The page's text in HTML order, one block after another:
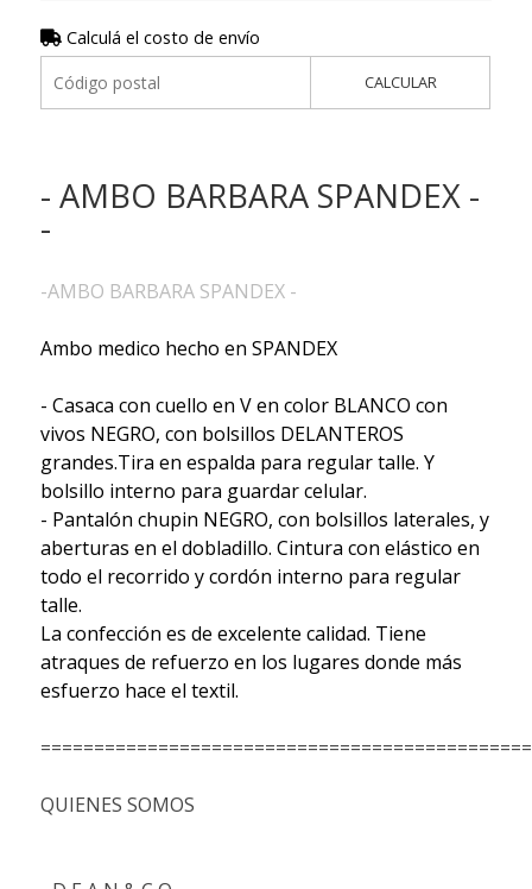
Calculá el costo de envío
CALCULAR
- AMBO BARBARA SPANDEX -
-
-AMBO BARBARA SPANDEX -
Ambo medico hecho en SPANDEX
- Casaca con cuello en V en color BLANCO con
vivos NEGRO, con bolsillos DELANTEROS
grandes.Tira en espalda para regular talle. Y
bolsillo interno para guardar celular.
- Pantalón chupin NEGRO, con bolsillos laterales, y
aberturas en el dobladillo. Cintura con elástico en
todo el recorrido y cordón interno para regular
talle.
La confección es de excelente calidad. Tiene
atraques de refuerzo en los lugares donde más
esfuerzo hace el textil.
QUIENES SOMOS